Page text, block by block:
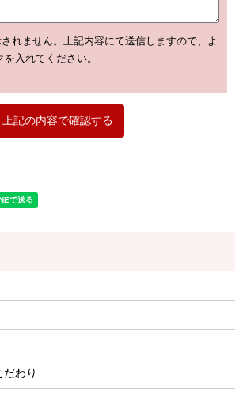
れません。上記内容にて送信しますので、よ
入れてください。
わり